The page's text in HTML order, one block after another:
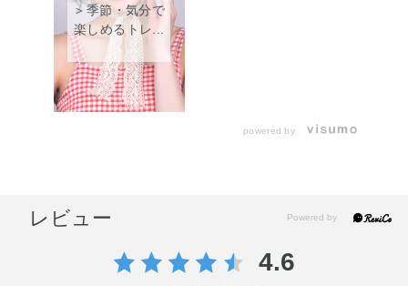
＞季節・気分で
楽しめるトレ...
powered by
レビュー
4.6